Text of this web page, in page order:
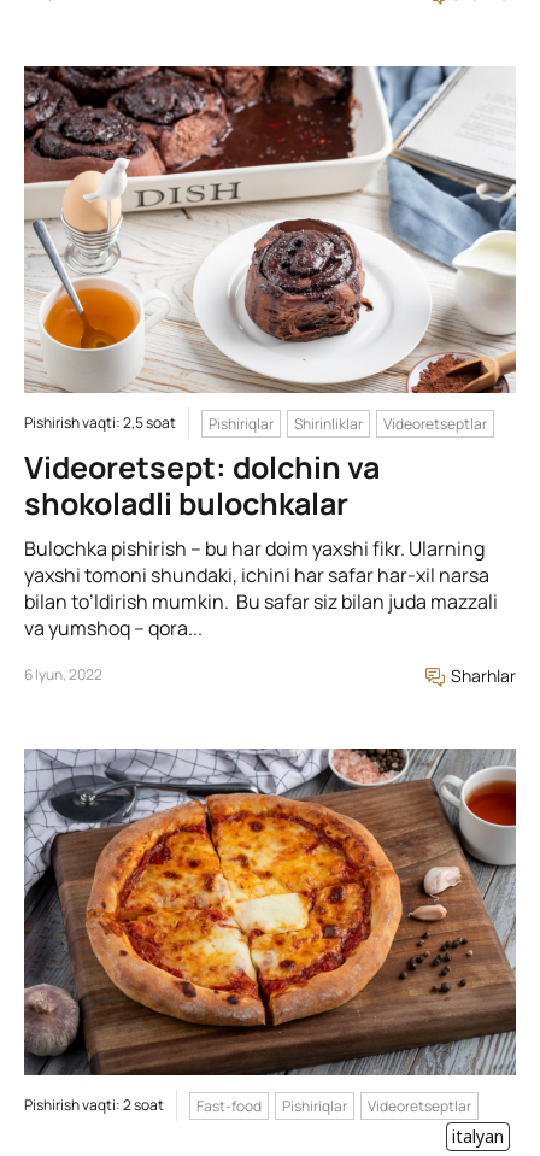
Pishirish vaqti: 2,5 soat Pishiriqlar Shirinliklar Videoretseptlar
Videoretsept: dolchin va
shokoladli bulochkalar
Bulochka pishirish – bu har doim yaxshi fikr. Ularning
yaxshi tomoni shundaki, ichini har safar har-xil narsa
bilan to’ldirish mumkin. Bu safar siz bilan juda mazzali
va yumshoq – qora...
6 Iyun, 2022 Sharhlar
Pishirish vaqti: 2 soat Fast-food Pishiriqlar Videoretseptlar
italyan